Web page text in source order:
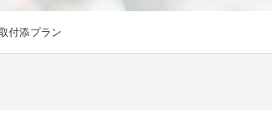
付添プラン